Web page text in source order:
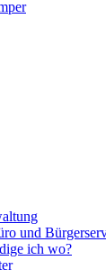
und
ich wo?